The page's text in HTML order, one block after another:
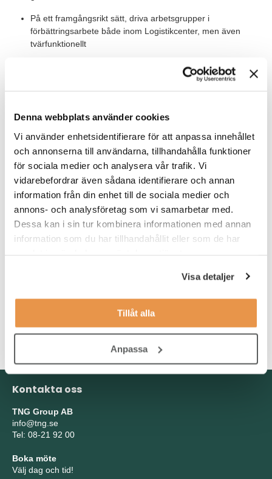
Denna webbplats använder cookies
Vi använder enhetsidentifierare för att anpassa innehållet
och annonserna till användarna, tillhandahålla funktioner
för sociala medier och analysera vår trafik. Vi
vidarebefordrar även sådana identifierare och annan
information från din enhet till de sociala medier och
annons- och analysföretag som vi samarbetar med.
Dessa kan i sin tur kombinera informationen med annan
information som du har tillhandahållit eller som de har
Visa detaljer
Tillåt alla
Anpassa
På ett framgångsrikt sätt, driva arbetsgrupper i
förbättringsarbete både inom Logistikcenter, men även
tvärfunktionellt
Digitalisera och effektivisera din verksamhet
Rollen innebär att driva och samarbeta tvärfunktionellt inom
Green Cargo för att genomföra förändringar och förbättringar.
Våra förväntningar
Vi söker dig som har flerårig praktiskt erfarenhet som ledare
samt förändringsledning med dokumenterat uppnått resultat
från en linjeorganisation. Du skall vara bra på att delegera och
följa upp. Vidare har du en mycket hög kunskapsnivå i Excel,
PowerBI och andra Microsoft-applikationer. Din svenska och
och en vilja att utmana status quo. Som ledare är du tydlig,
synlig och närvarande samt har en hög integritet. Vidare har du
en naturlig förmåga att strukturera ditt eget och andras arbete i
form av aktiviteter och att leverera mot uppsatta mål.
Kontakta oss
TNG Group AB
info@tng.se
Tel: 08-21 92 00
Boka möte
Välj dag och tid!